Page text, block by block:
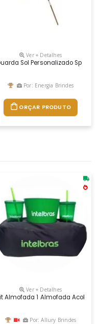
Bolsa. Ø1400 Mm | 1600
Ver + Detalhes
Sol Personalizado Sp
Por: Energia Brindes
ORÇAR PRODUTO
Ver + Detalhes
Almofada 1 Almofada
Por: Allury Brindes